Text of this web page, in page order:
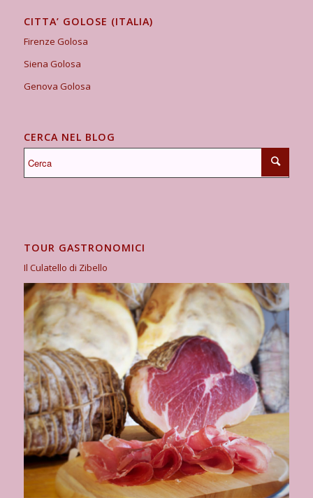
CITTA’ GOLOSE (ITALIA)
Firenze Golosa
Siena Golosa
Genova Golosa
CERCA NEL BLOG
TOUR GASTRONOMICI
Il Culatello di Zibello